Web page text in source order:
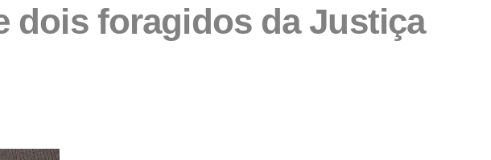
dois foragidos da Justiça